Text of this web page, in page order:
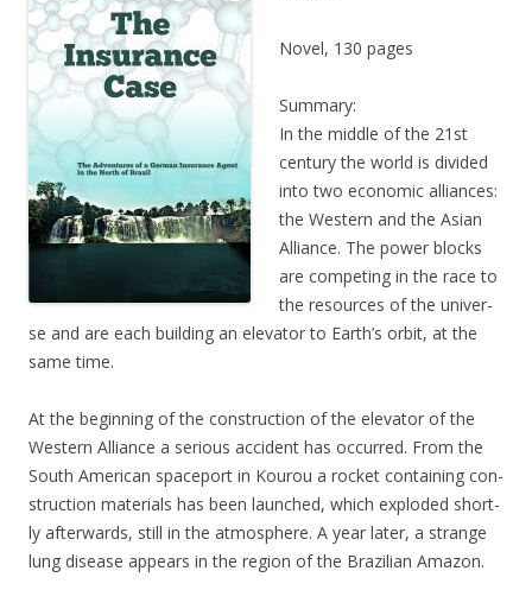
Novel, 130 pages
Sum­ma­ry:
In the midd­le of the 21st
cen­tu­ry the world is divi­ded
into two eco­no­mic alli­ances:
the Wes­tern and the Asi­an
Alli­ance. The power blocks
are com­pe­ting in the race to
the resour­ces of the uni­ver­
se and are each buil­ding an ele­va­tor to Earth’s orbit, at the
same time.
At the begin­ning of the con­s­truc­tion of the ele­va­tor of the
Wes­tern Alli­ance a serious acci­dent has occur­red. From the
South Ame­ri­can space­port in Kou­rou a rocket con­tai­ning con­
s­truc­tion mate­ri­als has been laun­ched, which explo­ded short­
ly after­wards, still in the atmo­sphe­re. A year later, a stran­ge
lung dise­a­se appears in the regi­on of the Bra­zi­li­an Amazon.